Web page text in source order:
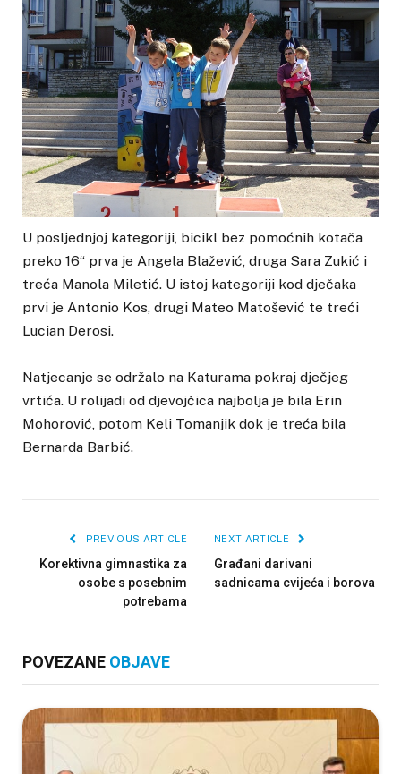
U posljednjoj kategoriji, bicikl bez pomoćnih kotača
preko 16“ prva je Angela Blažević, druga Sara Zukić i
treća Manola Miletić. U istoj kategoriji kod dječaka
prvi je Antonio Kos, drugi Mateo Matošević te treći
Lucian Derosi.
Natjecanje se održalo na Katurama pokraj dječjeg
vrtića. U rolijadi od djevojčica najbolja je bila Erin
Mohorović, potom Keli Tomanjik dok je treća bila
Bernarda Barbić.
PREVIOUS ARTICLE
Korektivna gimnastika za
osobe s posebnim
potrebama
NEXT ARTICLE
Građani darivani
sadnicama cvijeća i borova
POVEZANE OBJAVE